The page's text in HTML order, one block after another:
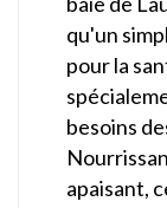
qu'un
pour la
besoins
apaisant,